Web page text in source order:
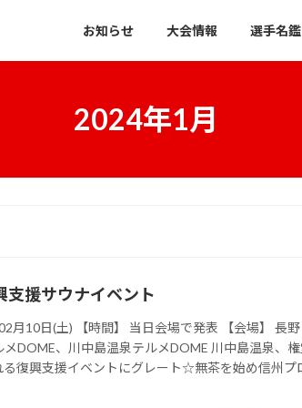
お知らせ 大会情報 選手名鑑
2024年1月
支援サウナイベント
月10日(土) 【時間】 当日会場で発表 【会場】 長野
DOME、川中島温泉テルメDOME 川中島温泉、権
る復興支援イベントにグレート☆無茶を始め信州プ